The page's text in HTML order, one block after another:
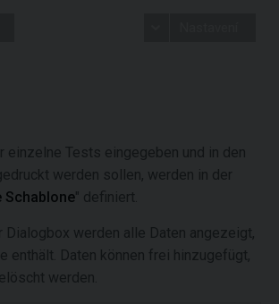
einzelne Tests eingegeben und in den
werden sollen, werden in der
Schablone" definiert.
Dialogbox werden alle Daten angezeigt,
enthält. Daten können frei hinzugefügt,
werden.